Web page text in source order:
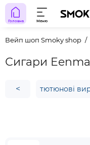
Головна Меню
Вейп шоп Smoky shop
Сигари
< тютюнові